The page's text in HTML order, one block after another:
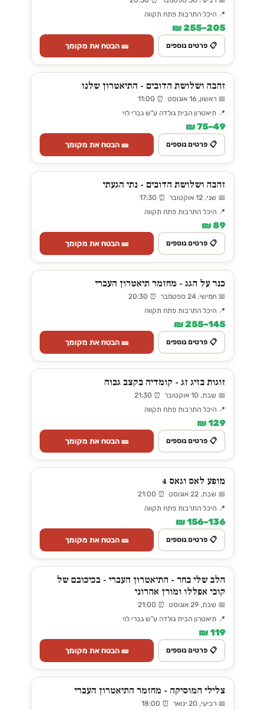
📍 היכל התרבות פתח תקווה
205–255 ₪
📋 פרטים נוספים 🎫 הבטח את מקומך
זהבה ושלושת הדובים - התיאטרון שלנו
📅 ראשון, 16 אוגוסט ⏰ 11:00
📍 תיאטרון הבית גולדה ע"ש גברי לוי
49–75 ₪
📋 פרטים נוספים 🎫 הבטח את מקומך
זהבה ושלושת הדובים - נתי הגעתי
📅 שני, 12 אוקטובר ⏰ 17:30
📍 היכל התרבות פתח תקווה
89 ₪
📋 פרטים נוספים 🎫 הבטח את מקומך
כנר על הגג - מחזמר תיאטרון העברי
📅 חמישי, 24 ספטמבר ⏰ 20:30
📍 היכל התרבות פתח תקווה
145–255 ₪
📋 פרטים נוספים 🎫 הבטח את מקומך
זוגות בזיג זג - קומדיה בקצב גבוה
📅 שבת, 10 אוקטובר ⏰ 21:30
📍 היכל התרבות פתח תקווה
129 ₪
📋 פרטים נוספים 🎫 הבטח את מקומך
מופע לאס וגאס 4
📅 שבת, 22 אוגוסט ⏰ 21:00
📍 היכל התרבות פתח תקווה
136–156 ₪
📋 פרטים נוספים 🎫 הבטח את מקומך
הלב שלי בחר - התיאטרון העברי - בכיכובם של
קובי אפללו ומורן אהרוני
📅 שבת, 29 אוגוסט ⏰ 21:00
📍 תיאטרון הבית גולדה ע"ש גברי לוי
119 ₪
📋 פרטים נוספים 🎫 הבטח את מקומך
צלילי המוסיקה - מחזמר התיאטרון העברי
📅 רביעי, 20 ינואר ⏰ 18:00